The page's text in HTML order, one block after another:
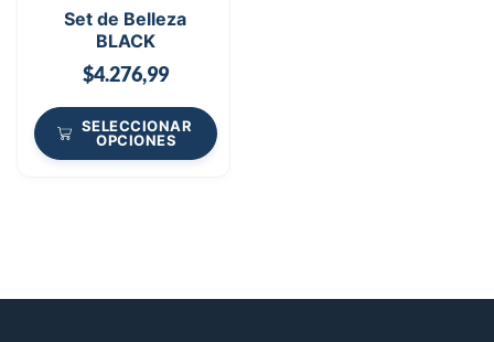
Set de Belleza
BLACK
$4.276,99
SELECCIONAR
OPCIONES